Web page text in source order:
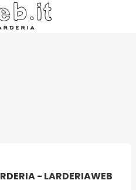
- LARDERIAWEB